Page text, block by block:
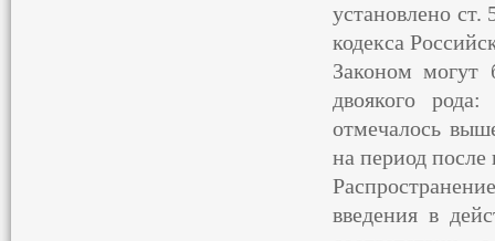
установлено
кодекса
Законом могут
двоякого
отмечалось
на период после
введения в